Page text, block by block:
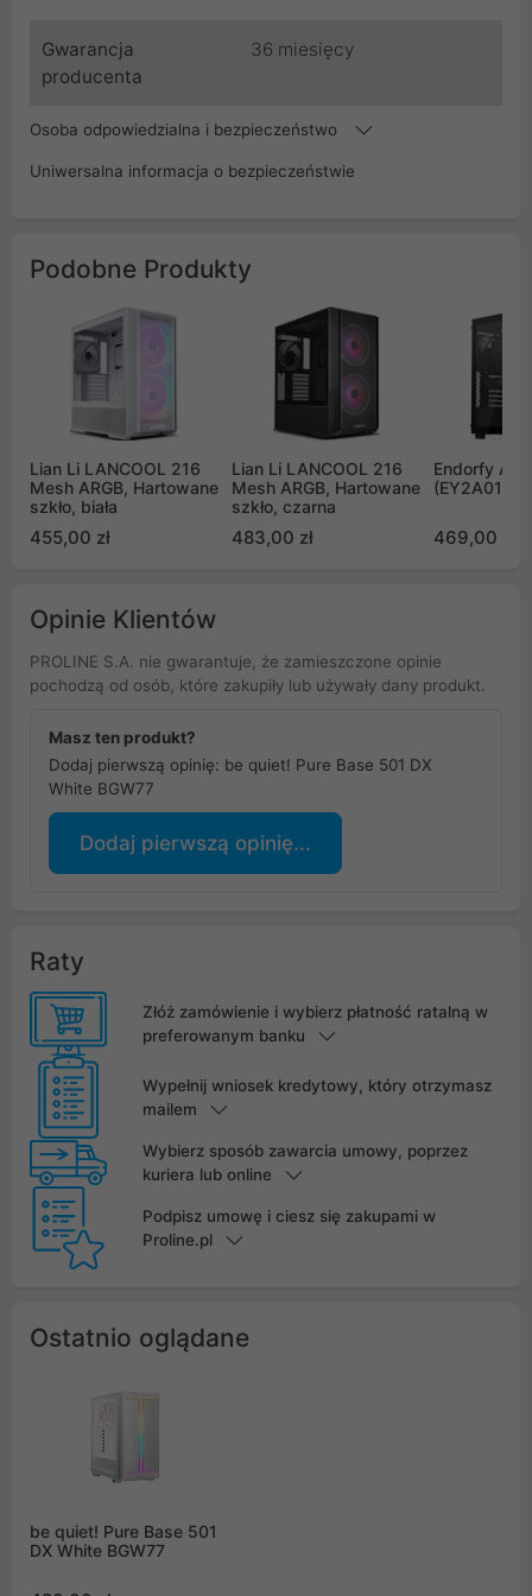
Gwarancja
producenta
36 miesięcy
Osoba odpowiedzialna i bezpieczeństwo
Uniwersalna informacja o bezpieczeństwie
Podobne Produkty
Lian Li LANCOOL 216
Mesh ARGB, Hartowane
szkło, biała
455,00 zł
Lian Li LANCOOL 216
Mesh ARGB, Hartowane
szkło, czarna
483,00 zł
Endorfy
(EY2A010)
469,00 zł
Opinie Klientów
PROLINE S.A. nie gwarantuje, że zamieszczone opinie
pochodzą od osób, które zakupiły lub używały dany produkt.
Masz ten produkt?
Dodaj pierwszą opinię: be quiet! Pure Base 501 DX
White BGW77
Dodaj pierwszą opinię...
Raty
Złóż zamówienie i wybierz płatność ratalną w
preferowanym banku
Wypełnij wniosek kredytowy, który otrzymasz
mailem
Wybierz sposób zawarcia umowy, poprzez
kuriera lub online
Podpisz umowę i ciesz się zakupami w
Proline.pl
Ostatnio oglądane
be quiet! Pure Base 501
DX White BGW77